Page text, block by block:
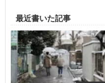
最近書いた記事